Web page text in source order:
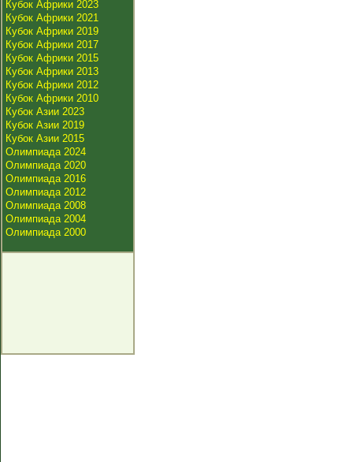
Кубок Африки 2023
Кубок Африки 2021
Кубок Африки 2019
Кубок Африки 2017
Кубок Африки 2015
Кубок Африки 2013
Кубок Африки 2012
Кубок Африки 2010
Кубок Азии 2023
Кубок Азии 2019
Кубок Азии 2015
Олимпиада 2024
Олимпиада 2020
Олимпиада 2016
Олимпиада 2012
Олимпиада 2008
Олимпиада 2004
Олимпиада 2000